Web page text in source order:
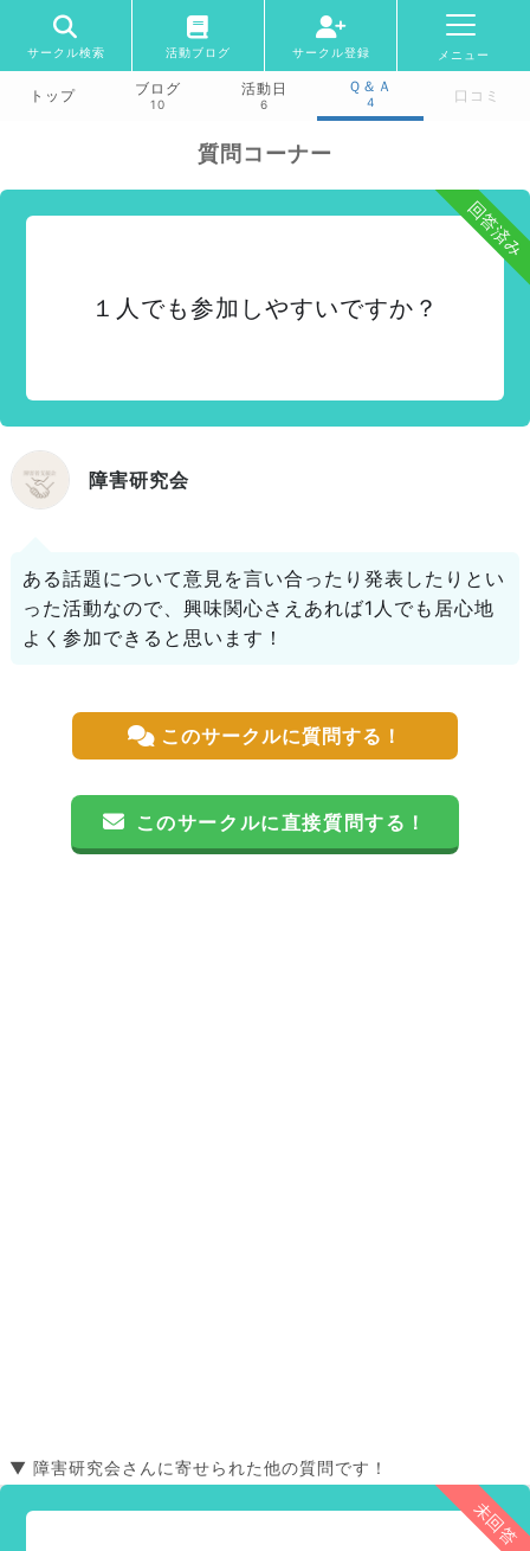
サークル検索 活動ブログ サークル登録 メニュー
トップ ブログ
10
活動日
6
Ｑ＆Ａ
4 口コミ
質問コーナー
回答済み
１人でも参加しやすいですか？
障害研究会
ある話題について意見を言い合ったり発表したりとい
った活動なので、興味関心さえあれば1人でも居心地
よく参加できると思います！
このサークルに質問する！
このサークルに直接質問する！
▼ 障害研究会さんに寄せられた他の質問です！
未回答